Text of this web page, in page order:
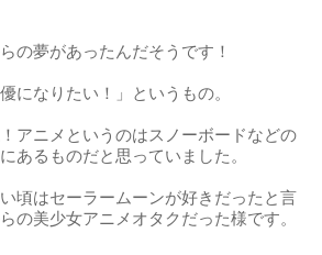
の夢があったんだそうです！
になりたい！」というもの。
アニメというのはスノーボードなどの
あるものだと思っていました。
頃はセーラームーンが好きだったと言
の美少女アニメオタクだった様です。